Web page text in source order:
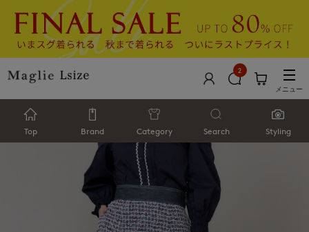
2
メニュー
Top Brand Category Search Styling